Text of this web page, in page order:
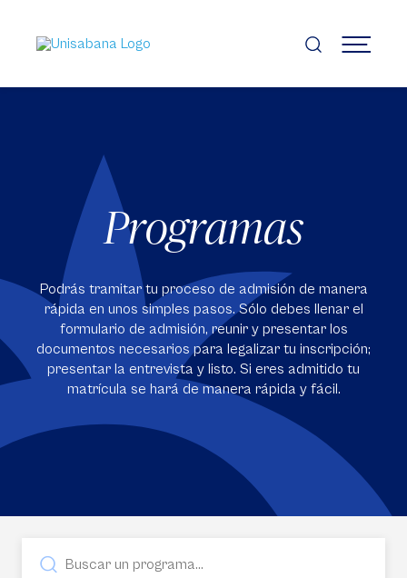
contenido
principal
MENÚ
Programas
Podrás tramitar tu proceso de admisión de manera
rápida en unos simples pasos. Sólo debes llenar el
formulario de admisión, reunir y presentar los
documentos necesarios para legalizar tu inscripción;
presentar la entrevista y listo. Si eres admitido tu
matrícula se hará de manera rápida y fácil.